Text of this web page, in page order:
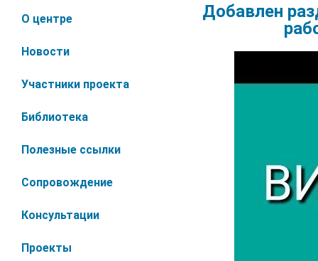
О центре
Новости
Участники проекта
Библиотека
Полезные ссылки
Сопровождение
Консультации
Проекты
Добавлен